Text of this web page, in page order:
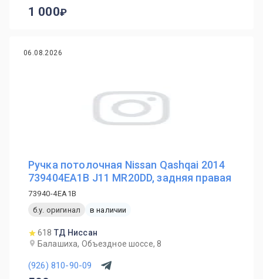
1 000
06.08.2026
Ручка потолочная Nissan Qashqai 2014
739404EA1B J11 MR20DD, задняя правая
73940-4EA1B
б.у. оригинал
в наличии
618 ТД Ниссан
Балашиха, Объездное шоссе, 8
(926) 810-90-09